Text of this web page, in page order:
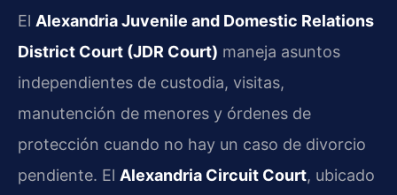
El Alexandria Juvenile and Domestic Relations
District Court (JDR Court) maneja asuntos
independientes de custodia, visitas,
manutención de menores y órdenes de
protección cuando no hay un caso de divorcio
pendiente. El Alexandria Circuit Court, ubicado